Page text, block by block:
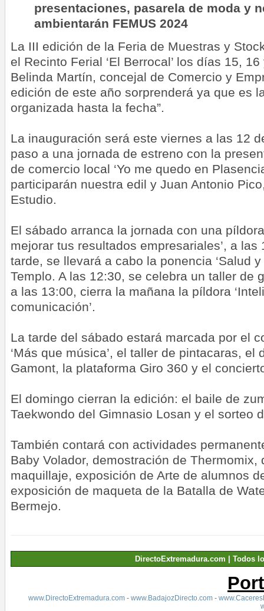
presentaciones, pasarela de moda y
ambientarán FEMUS 2024
La III edición de la Feria de Muestras y
el Recinto Ferial ‘El Berrocal’ los días 15,
Belinda Martín, concejal de Comercio y
edición de este año sorprenderá ya que es
organizada hasta la fecha”.
La inauguración será este viernes a las 12
paso a una jornada de estreno con la
de comercio local ‘Yo me quedo en
participarán nuestra edil y Juan Antonio
Estudio.
El sábado arranca la jornada con una
mejorar tus resultados empresariales’, a las
tarde, se llevará a cabo la ponencia ‘Salud
Templo. A las 12:30, se celebra un taller de
a las 13:00, cierra la mañana la píldora
comunicación’.
La tarde del sábado estará marcada por el
‘Más que música’, el taller de pintacaras, el
Gamont, la plataforma Giro 360 y el
El domingo cierran la edición: el baile de
Taekwondo del Gimnasio Losan y el sorteo
También contará con actividades
Baby Volador, demostración de Thermomix,
maquillaje, exposición de Arte de alumnos
exposición de maqueta de la Batalla de
Bermejo.
DirectoExtremadura.com | Todos
www.DirectoExtremadura.com- www.BadajozDirecto.com-